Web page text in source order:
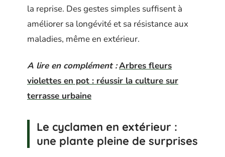
la reprise. Des gestes simples suffisent à
améliorer sa longévité et sa résistance aux
maladies, même en extérieur.
A lire en complément :Arbres fleurs
violettes en pot : réussir la culture sur
terrasse urbaine
Le cyclamen en extérieur :
une plante pleine de surprises